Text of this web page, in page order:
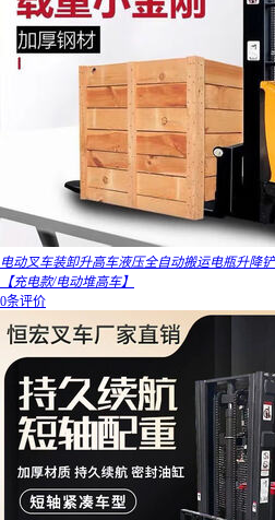
电动叉车装卸升高车液压全自动搬运电瓶升降
【充电款/电动堆高车】
0条评价